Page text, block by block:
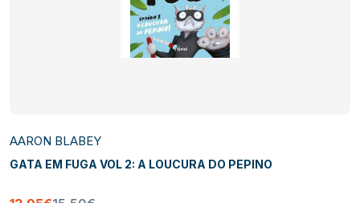
AARON BLABEY
GATA EM FUGA VOL 2: A LOUCURA DO PEPINO